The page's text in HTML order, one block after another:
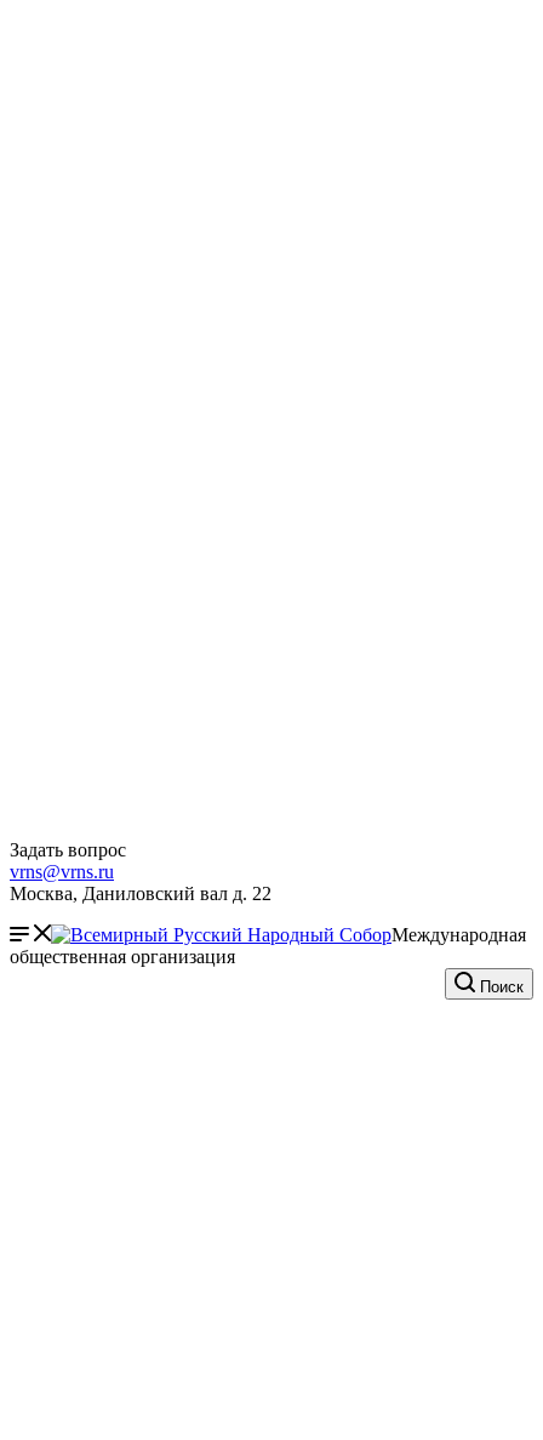
Задать вопрос
vrns@vrns.ru
Москва, Даниловский вал д. 22
Международная
общественная организация
Поиск